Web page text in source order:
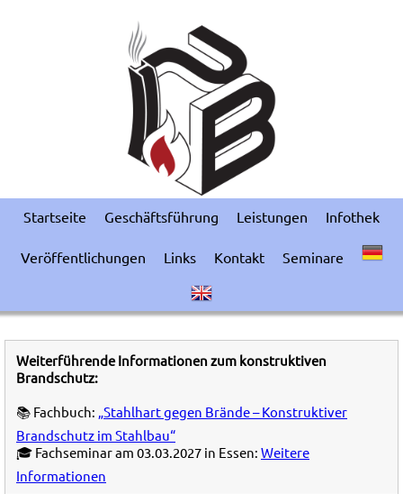
Startseite Geschäftsführung Leistungen Infothek
Veröffentlichungen Links Kontakt Seminare
Weiterführende Informationen zum konstruktiven
Brandschutz:
📚 Fachbuch: „Stahlhart gegen Brände – Konstruktiver
Brandschutz im Stahlbau“
🎓 Fachseminar am 03.03.2027 in Essen: Weitere
Informationen